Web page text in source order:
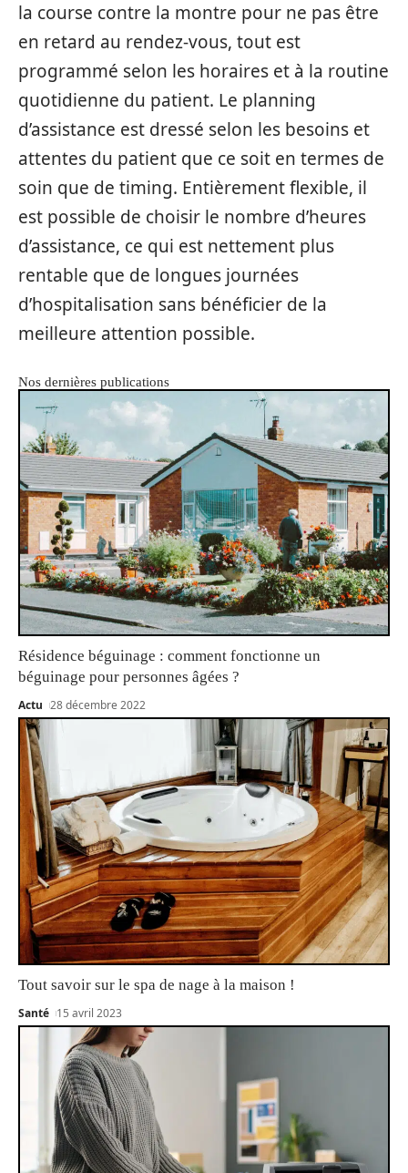
la course contre la montre pour ne pas être
en retard au rendez-vous, tout est
programmé selon les horaires et à la routine
quotidienne du patient. Le planning
d’assistance est dressé selon les besoins et
attentes du patient que ce soit en termes de
soin que de timing. Entièrement flexible, il
est possible de choisir le nombre d’heures
d’assistance, ce qui est nettement plus
rentable que de longues journées
d’hospitalisation sans bénéficier de la
meilleure attention possible.
Nos dernières publications
Résidence béguinage : comment fonctionne un
béguinage pour personnes âgées ?
Actu 28 décembre 2022
Tout savoir sur le spa de nage à la maison !
Santé 15 avril 2023